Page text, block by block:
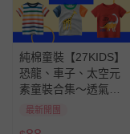
純棉童裝【27KIDS】
恐龍、車子、太空元
素童裝合集～透氣親
膚，柔軟舒適，開學
最新開團